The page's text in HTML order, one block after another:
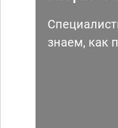
знаем, как